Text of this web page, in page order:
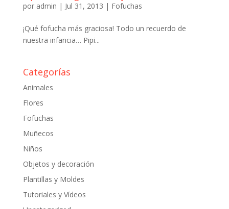
por admin | Jul 31, 2013 | Fofuchas
¡Qué fofucha más graciosa! Todo un recuerdo de
nuestra infancia… Pipi...
Categorías
Animales
Flores
Fofuchas
Muñecos
Niños
Objetos y decoración
Plantillas y Moldes
Tutoriales y Vídeos